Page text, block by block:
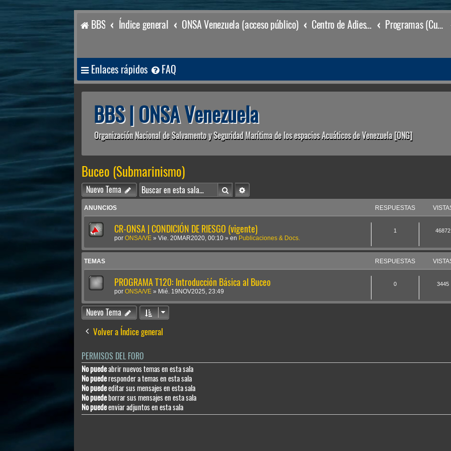
BBS Índice general ONSA Venezuela (acceso público) Centro de Adiestramiento & Capacitación (órgano académico) Programas (Cursos de Adiestramiento & Capacitación)
Enlaces rápidos FAQ
BBS | ONSA Venezuela
Organización Nacional de Salvamento y Seguridad Marítima de los espacios Acuáticos de Venezuela [ONG]
Buceo (Submarinismo)
Nuevo Tema BuscarBúsqueda avanzada
ANUNCIOS RESPUESTAS
CR-ONSA | CONDICIÓN DE RIESGO (vigente)
por ONSA/VE » Vie. 20MAR2020, 00:10 » en Publicaciones & Docs.
1 46872
TEMAS RESPUESTAS
PROGRAMA T120: Introducción Básica al Buceo
por ONSA/VE » Mié. 19NOV2025, 23:49
0 3445
Nuevo Tema
Volver a Índice general
PERMISOS DEL FORO
No puedeabrir nuevos temas en esta sala
No puederesponder a temas en esta sala
No puedeeditar sus mensajes en esta sala
No puedeborrar sus mensajes en esta sala
No puedeenviar adjuntos en esta sala